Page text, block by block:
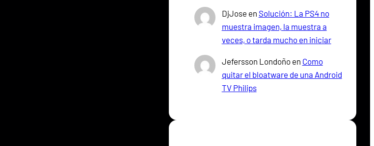
DjJose en Solución: La PS4 no
muestra imagen, la muestra a
veces, o tarda mucho en iniciar
Jefersson Londoñoen Como
quitar el bloatware de una Android
TV Philips